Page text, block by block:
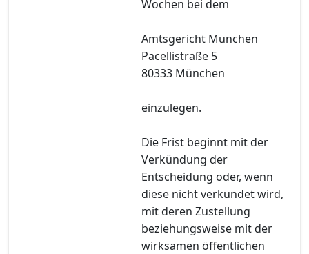
Wochen bei dem
Amtsgericht München
Pacellistraße 5
80333 München
einzulegen.
Die Frist beginnt mit der
Verkündung der
Entscheidung oder, wenn
diese nicht verkündet wird,
mit deren Zustellung
beziehungsweise mit der
wirksamen öffentlichen